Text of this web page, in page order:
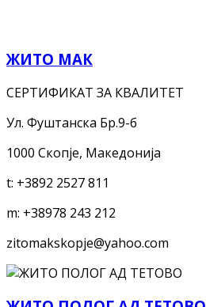
ЖИТО МАК
СЕРТИФИКАТ ЗА КВАЛИТЕТ
Ул. Фуштанска Бр.9-б
1000 Скопје, Македонија
t: +3892 2527 811
m: +38978 243 212
zitomakskopje@yahoo.com